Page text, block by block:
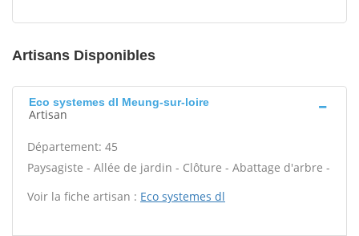
Artisans Disponibles
Eco systemes dl Meung-sur-loire
Artisan
Département: 45
Paysagiste - Allée de jardin - Clôture - Abattage d'arbre -
Voir la fiche artisan : Eco systemes dl